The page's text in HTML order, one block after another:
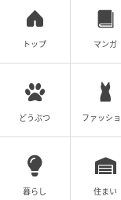
し、リアルな言
齢・性別問わず
ドバイスを送っ
師としても活躍中。
※記事内の写真は
#1 「
って
トップ マンガ
どうぶつ ファッシ
暮らし 住まい